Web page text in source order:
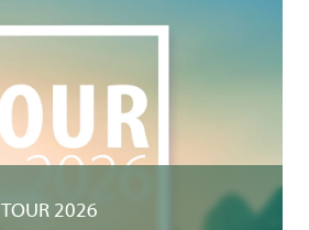
TOUR 2026